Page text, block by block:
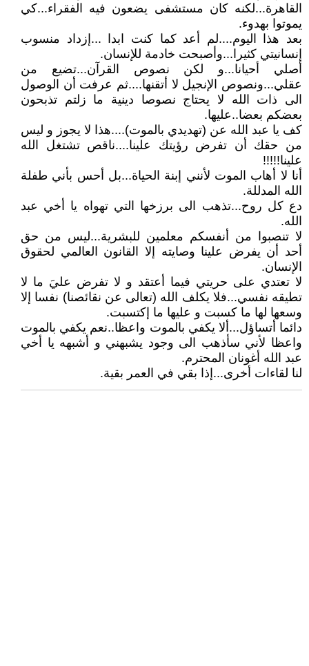
القاهرة...لكنه كان مستشفى يضعون فيه الفقراء...كي
يموتوا بهدوء.
بعد هذا اليوم....لم أعد كما كنت ابدا ...إزداد منسوب
إنسانيتي كثيرا...وأصبحت خادمة للإنسان.
أصلي أحيانا...و لكن نصوص القرآن...تضيع من
عقلي...ونصوص الإنجيل لا أتقنها....ثم عرفت أن الوصول
الى ذات الله لا يحتاج نصوصا دينية ما زلتم تذبحون
بعضكم بعضا..عليها.
كف يا عبد الله عن (تهديدي بالموت)....هذا لا يجوز و ليس
من حقك أن تفرض رؤيتك علينا....ناقص تشتغل الله
علينا!!!!!
أنا لا أهاب الموت لأنني إبنة الحياة...بل أحس بأني طفلة
الله المدللة.
دع كل روح...تذهب الى برزخها التي تهواه يا أخي عبد
الله.
لا تنصبوا من أنفسكم معلمين للبشرية...ليس من حق
أحد أن يفرض علينا وصايته إلا القانون العالمي لحقوق
الإنسان.
لا تعتدي على حريتي فيما أعتقد و لا تفرض عليَ ما لا
تطيقه نفسي...فلا يكلف الله (تعالى عن نقائصنا) نفسا إلا
وسعها لها ما كسبت و عليها ما إكتسبت.
دائما أتساؤل...ألا يكفي بالموت واعظا..نعم يكفي بالموت
واعظا لأني سأذهب الى وجود يشبهني و أشبهه يا أخي
عبد الله أغونان المحترم.
لنا لقاءات أخرى...إذا بقي في العمر بقية.